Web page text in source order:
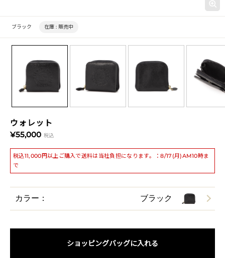
ウォレット
¥55,000 税込
税込11,000円以上ご購入で送料は当社負担になります。：8/17(月)AM10時ま
で
ブラック 在庫 : 販売中
カラー： ブラック
ショッピングバッグに入れる